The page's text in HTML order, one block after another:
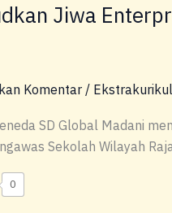
Jiwa
Komentar/
SD Global Madani
Sekolah Wilayah
0